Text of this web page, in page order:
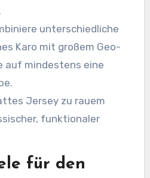
unterschiedliche
Karo mit großem Geo-
auf mindestens eine
Jersey zu rauem
funktionaler
für den